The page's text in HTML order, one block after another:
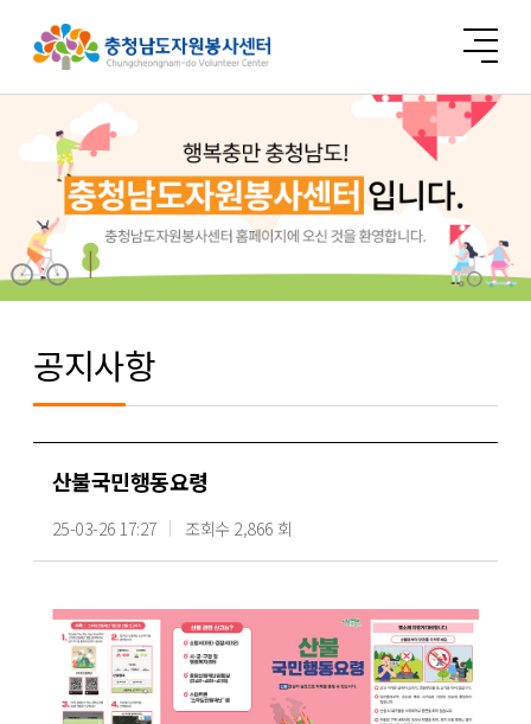
공지사항
산불국민행동요령
25-03-26 17:27 조회수 2,866 회